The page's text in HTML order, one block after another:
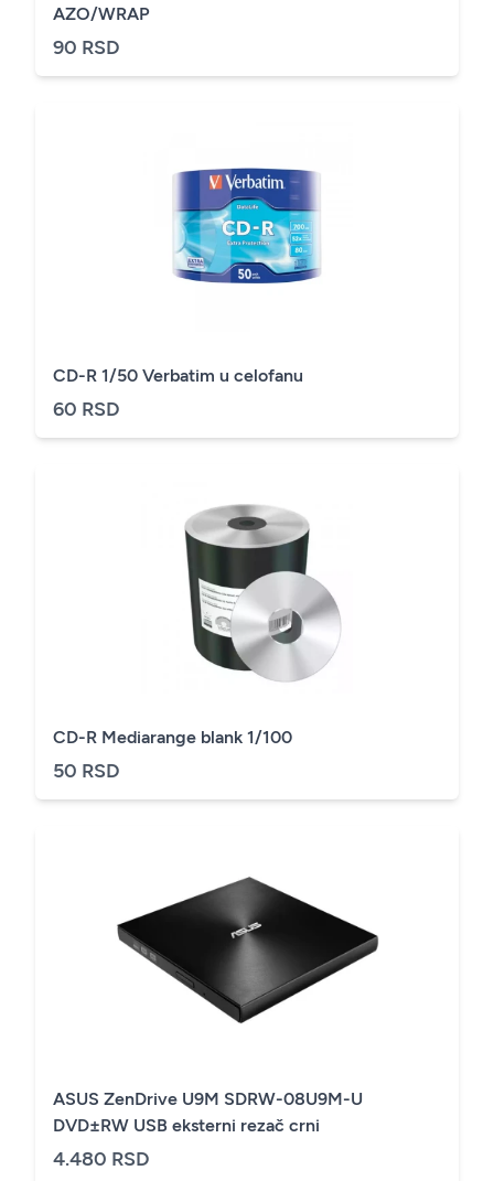
AZO/WRAP
90 RSD
CD-R 1/50 Verbatim u celofanu
60 RSD
CD-R Mediarange blank 1/100
50 RSD
ASUS ZenDrive U9M SDRW-08U9M-U
DVD±RW USB eksterni rezač crni
4.480 RSD